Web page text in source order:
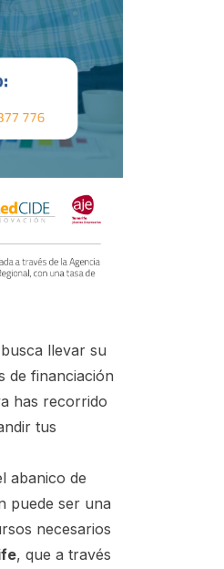
llevar su
de financiación
has recorrido
tus
abanico de
puede ser una
necesarios
, que a través